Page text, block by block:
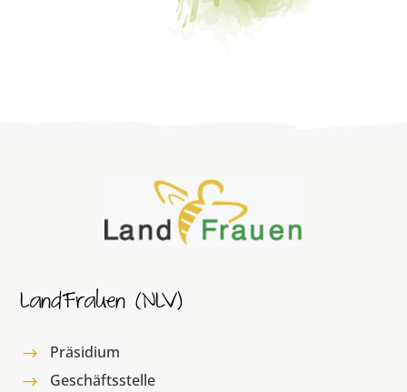
LandFrauen (NLV)
$ Präsidium
$ Geschäftsstelle